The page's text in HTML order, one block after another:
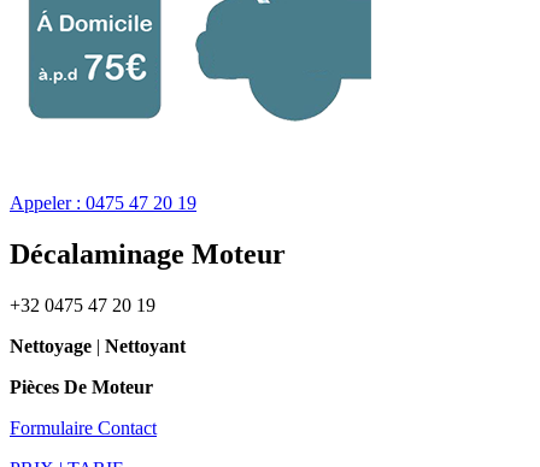
Appeler : 0475 47 20 19
Décalaminage Moteur
+32 0475 47 20 19
Nettoyage | Nettoyant
Pièces De Moteur
Formulaire Contact